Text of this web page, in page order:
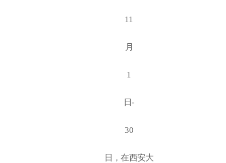
11
月
1
日-
30
日，在西安大